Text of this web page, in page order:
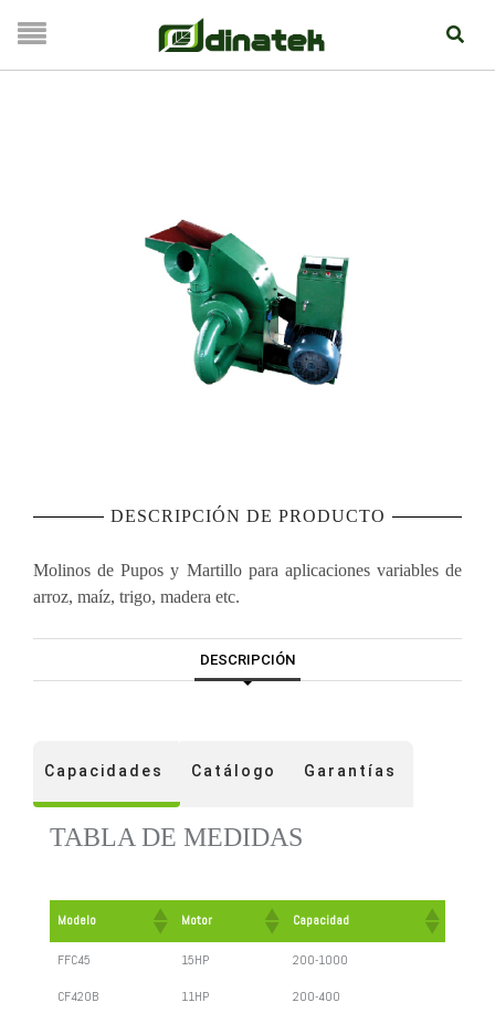
DESCRIPCIÓN DE PRODUCTO
Molinos de Pupos y Martillo para aplicaciones variables de
arroz, maíz, trigo, madera etc.
DESCRIPCIÓN
Capacidades Catálogo Garantías
TABLA DE MEDIDAS
Modelo Motor Capacidad
FFC45 15HP 200-1000
CF420B 11HP 200-400